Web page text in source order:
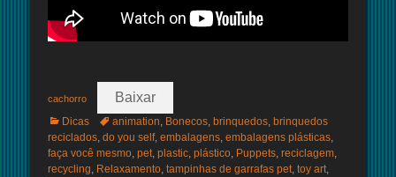
cachorro Baixar
Categorias:
Dicas Tags:animation, Bonecos, brinquedos, brinquedos
reciclados, do you self, embalagens, embalagens plásticas,
faça você mesmo, pet, plastic, plástico, Puppets, reciclagem,
recycling, Relaxamento, tampinhas de garrafas pet, toy art,